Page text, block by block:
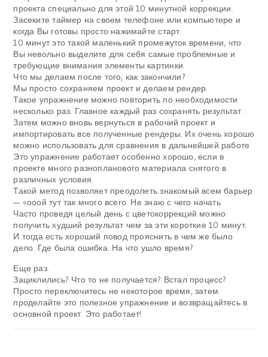
проекта специально для этой 10 минутной коррекции.
Засеките таймер на своем телефоне или компьютере и
когда Вы готовы просто нажимайте старт.
10 минут это такой маленький промежуток времени, что
Вы невольно выделите для себя самые проблемные и
требующие внимания элементы картинки.
Что мы делаем после того, как закончили?
Мы просто сохраняем проект и делаем рендер.
Такое упражнение можно повторить по необходимости
несколько раз. Главное каждый раз сохранять результат.
Затем можно вновь вернуться в рабочий проект и
импортировать все полученные рендеры. Их очень хорошо
можно использовать для сравнения в дальнейшей работе.
Это упражнение работает особенно хорошо, если в
проекте много разнопланового материала снятого в
различных условия.
Такой метод позволяет преодолеть знакомый всем барьер
— «ооой тут так много всего. Не знаю с чего начать.
Часто проведя целый день с цветокоррекций можно
получить худший результат чем за эти короткие 10 минут.
И тогда есть хороший повод прояснить в чем же было
дело. Где была ошибка. На что ушло время?
Еще раз.
Зациклились? Что то не получается? Встал процесс?
Просто переключитесь не некоторое время, затем
проделайте это полезное упражнение и возвращайтесь в
основной проект. Это работает!